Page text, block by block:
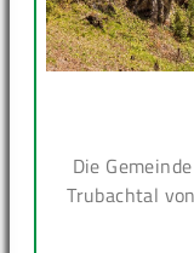
Die
Trubachtal